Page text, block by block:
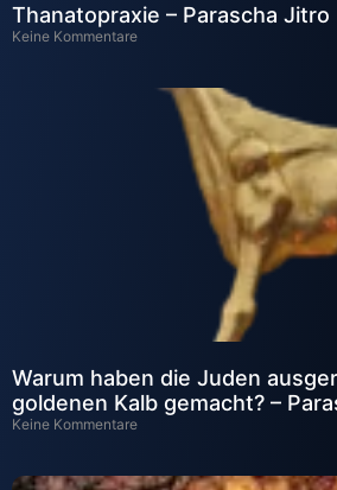
Thanatopraxie – Parascha Jitro
Keine Kommentare
Warum haben die Juden
goldenen Kalb gemacht? –
Keine Kommentare